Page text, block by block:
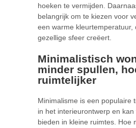
hoeken te vermijden.
belangrijk om te kiezen voor
een warme kleurtemperatuur,
gezellige sfeer creëert.
Minimalistisch
minder spullen,
ruimtelijker
Minimalisme is een populaire
in het interieurontwerp en
bieden in kleine ruimtes. Hoe